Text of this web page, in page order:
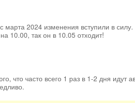
2024 изменения вступили в
10.00, так он в 10.05 отходит!
что часто всего 1 раз в 1-2 дня идут